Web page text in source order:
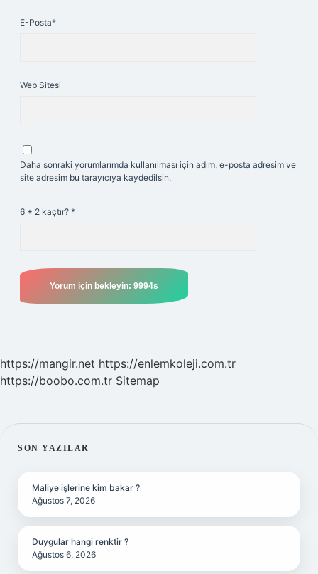
E-Posta*
Web Sitesi
Daha sonraki yorumlarımda kullanılması için adım, e-posta adresim ve
site adresim bu tarayıcıya kaydedilsin.
6 + 2 kaçtır? *
https://mangir.net https://enlemkoleji.com.tr
https://boobo.com.tr Sitemap
SIDEBAR
SON YAZILAR
Maliye işlerine kim bakar ?
Ağustos 7, 2026
Duygular hangi renktir ?
Ağustos 6, 2026